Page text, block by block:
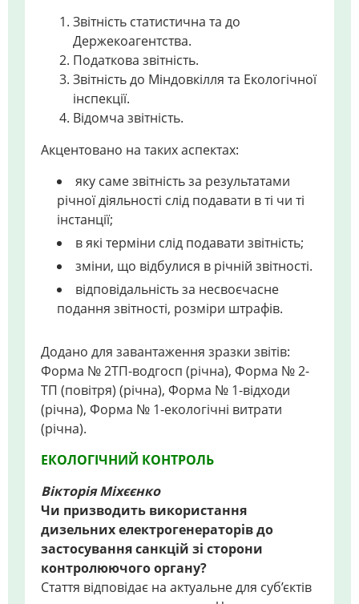
Звітність статистична та до
Держекоагентства.
Податкова звітність.
Звітність до Міндовкілля та Екологічної
інспекції.
Відомча звітність.
Акцентовано на таких аспектах:
яку саме звітність за результатами
річної діяльності слід подавати в ті чи ті
інстанції;
в які терміни слід подавати звітність;
зміни, що відбулися в річній звітності.
відповідальність за несвоєчасне
подання звітності, розміри штрафів.
Додано для завантаження зразки звітів:
Форма № 2ТП-водгосп (річна), Форма № 2-
ТП (повітря) (річна), Форма № 1-відходи
(річна), Форма № 1-екологічні витрати
(річна).
ЕКОЛОГІЧНИЙ КОНТРОЛЬ
Вікторія Міхєєнко
Чи призводить використання
дизельних електрогенераторів до
застосування санкцій зі сторони
контролюючого органу?
Стаття відповідає на актуальне для суб’єктів